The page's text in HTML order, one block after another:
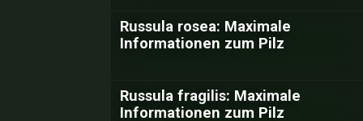
Russula rosea: Maximale
Informationen zum Pilz
Russula fragilis: Maximale
Informationen zum Pilz